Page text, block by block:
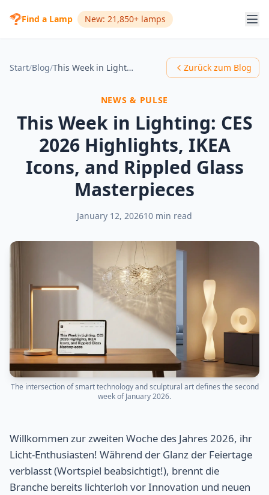
Find a Lamp New: 21,850+ lamps
Start/Blog/ This Week in Lighting: CES 2026 Highlights, IKEA Icons, and Rippled Glass Masterpieces Zurück zum Blog
NEWS & PULSE
This Week in Lighting: CES
2026 Highlights, IKEA
Icons, and Rippled Glass
Masterpieces
January 12, 202610 min read
The intersection of smart technology and sculptural art defines the second
week of January 2026.
Willkommen zur zweiten Woche des Jahres 2026, ihr
Licht-Enthusiasten! Während der Glanz der Feiertage
verblasst (Wortspiel beabsichtigt!), brennt die
Branche bereits lichterloh vor Innovation und neuen